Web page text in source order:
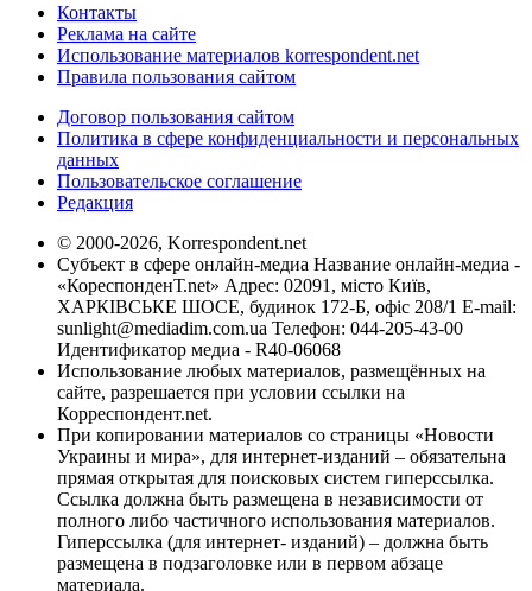
Контакты
Реклама на сайте
Использование материалов korrespondent.net
Правила пользования сайтом
Договор пользования сайтом
Политика в сфере конфиденциальности и персональных
данных
Пользовательское соглашение
Редакция
© 2000-2026, Korrespondent.net
Субъект в сфере онлайн-медиа Название онлайн-медиа -
«КореспонденТ.net» Адрес: 02091, місто Київ,
ХАРКІВСЬКЕ ШОСЕ, будинок 172-Б, офіс 208/1 E-mail:
sunlight@mediadim.com.ua Телефон: 044-205-43-00
Идентификатор медиа - R40-06068
Использование любых материалов, размещённых на
сайте, разрешается при условии ссылки на
Корреспондент.net.
При копировании материалов со страницы «Новости
Украины и мира», для интернет-изданий – обязательна
прямая открытая для поисковых систем гиперссылка.
Ссылка должна быть размещена в независимости от
полного либо частичного использования материалов.
Гиперссылка (для интернет- изданий) – должна быть
размещена в подзаголовке или в первом абзаце
материала.